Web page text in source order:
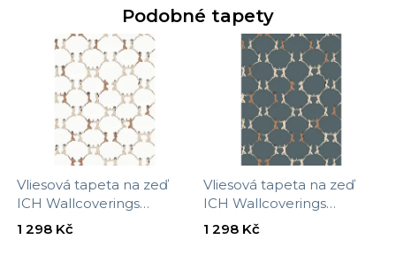
Podobné tapety
Vliesová tapeta na zeď
ICH Wallcoverings
Batabasta 6500-2, velikost
1 298 Kč
Vliesová tapeta na zeď
ICH Wallcoverings
Batabasta 6500-3, velikost
1 298 Kč